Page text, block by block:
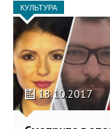
КУЛЬТУРА
18.10.2017